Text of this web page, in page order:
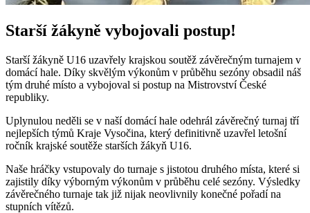
Starší žákyně vybojovali postup!
Starší žákyně U16 uzavřely krajskou soutěž závěrečným turnajem v
domácí hale. Díky skvělým výkonům v průběhu sezóny obsadil náš
tým druhé místo a vybojoval si postup na Mistrovství České
republiky.
Uplynulou neděli se v naší domácí hale odehrál závěrečný turnaj tří
nejlepších týmů Kraje Vysočina, který definitivně uzavřel letošní
ročník krajské soutěže starších žákyň U16.
Naše hráčky vstupovaly do turnaje s jistotou druhého místa, které si
zajistily díky výborným výkonům v průběhu celé sezóny. Výsledky
závěrečného turnaje tak již nijak neovlivnily konečné pořadí na
stupních vítězů.